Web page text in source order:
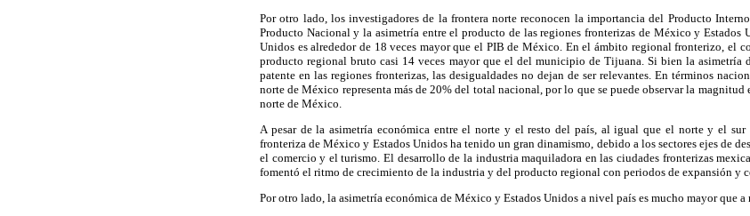
Por otro lado, los investigadores de la frontera norte reconocen la importancia del Producto
Producto Nacional y la asimetría entre el producto de las regiones fronterizas de México y Estados
Unidos es alrededor de 18 veces mayor que el PIB de México. En el ámbito regional fronterizo, el
producto regional bruto casi 14 veces mayor que el del municipio de Tijuana. Si bien la asimetría
patente en las regiones fronterizas, las desigualdades no dejan de ser relevantes. En términos
norte de México representa más de 20% del total nacional, por lo que se puede observar la magnitud
norte de México.
A pesar de la asimetría económica entre el norte y el resto del país, al igual que el norte y el
fronteriza de México y Estados Unidos ha tenido un gran dinamismo, debido a los sectores ejes de
el comercio y el turismo. El desarrollo de la industria maquiladora en las ciudades fronterizas
fomentó el ritmo de crecimiento de la industria y del producto regional con periodos de expansión y
Por otro lado, la asimetría económica de México y Estados Unidos a nivel país es mucho mayor que